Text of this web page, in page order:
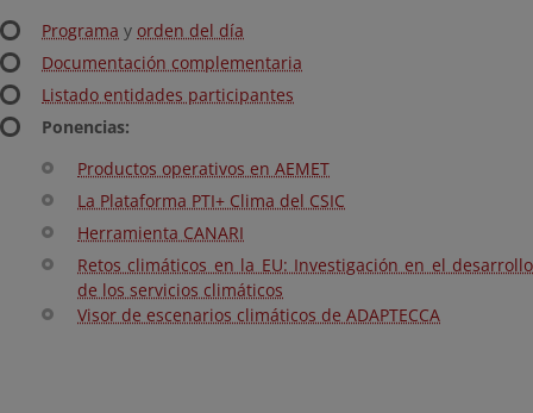
Programa y orden del día
Documentación complementaria
Listado entidades participantes
Ponencias:
Productos operativos en AEMET
La Plataforma PTI+ Clima del CSIC
Herramienta CANARI
Retos climáticos en la EU: Investigación en el desarrollo
de los servicios climáticos
Visor de escenarios climáticos de ADAPTECCA